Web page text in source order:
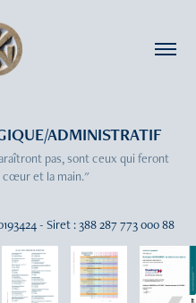
ADMINISTRATIF
pas, sont ceux qui feront
cœur et la main."
- Siret : 388 287 773 000 88